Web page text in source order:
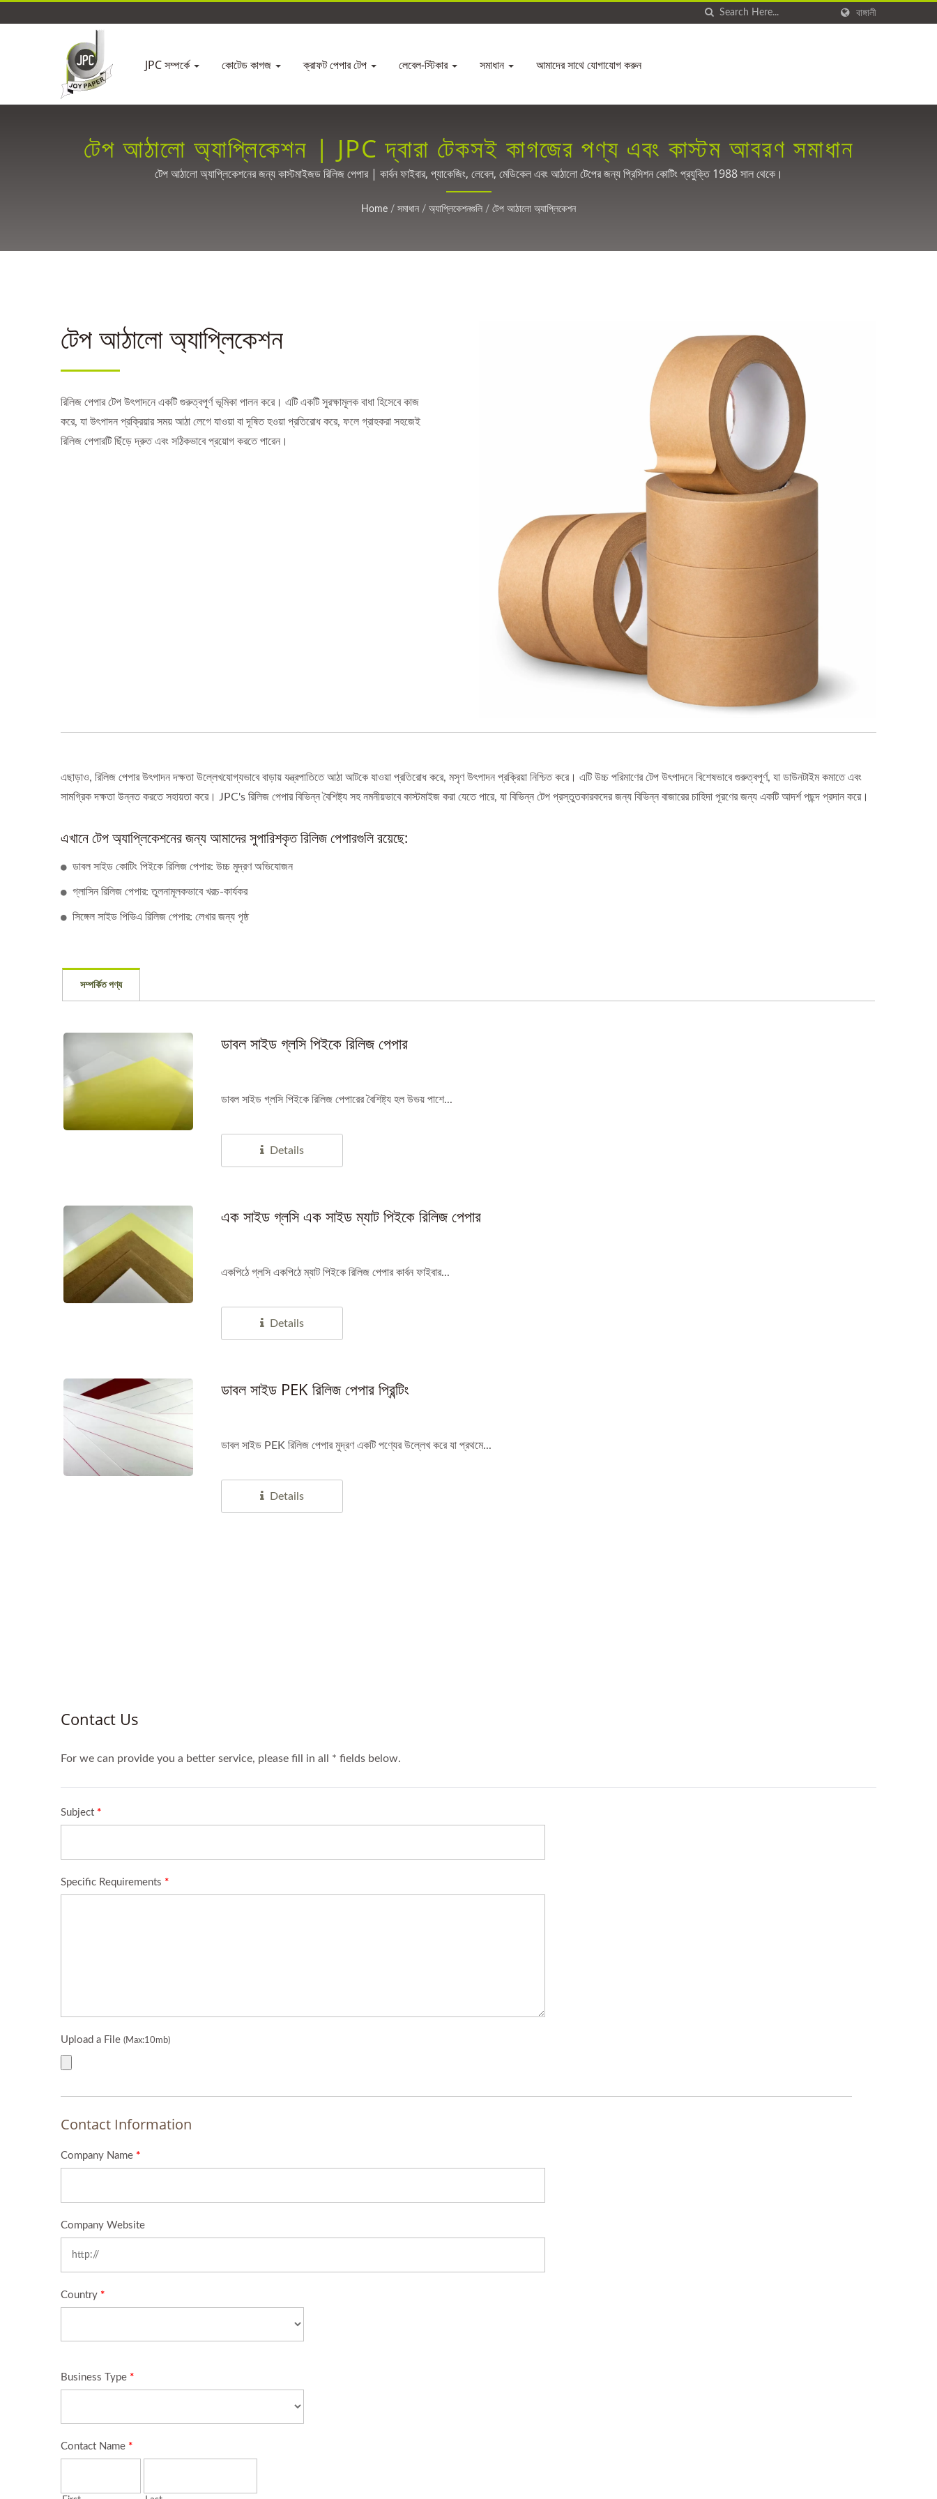
বাঙ্গালী
JPC সম্পর্কে কোটেড কাগজ ক্রাফট পেপার টেপ লেবেল-স্টিকার সমাধান আমাদের সাথে যোগাযোগ করুন
টেপ আঠালো অ্যাপ্লিকেশন | JPC দ্বারা টেকসই কাগজের পণ্য এবং কাস্টম আবরণ সমাধান
টেপ আঠালো অ্যাপ্লিকেশনের জন্য কাস্টমাইজড রিলিজ পেপার | কার্বন ফাইবার, প্যাকেজিং, লেবেল, মেডিকেল এবং আঠালো টেপের জন্য প্রিসিশন কোটিং প্রযুক্তি 1988 সাল থেকে।
Home / সমাধান / অ্যাপ্লিকেশনগুলি / টেপ আঠালো অ্যাপ্লিকেশন
টেপ আঠালো অ্যাপ্লিকেশন
রিলিজ পেপার টেপ উৎপাদনে একটি গুরুত্বপূর্ণ ভূমিকা পালন করে। এটি একটি সুরক্ষামূলক বাধা হিসেবে কাজ
করে, যা উৎপাদন প্রক্রিয়ার সময় আঠা লেগে যাওয়া বা দূষিত হওয়া প্রতিরোধ করে, ফলে গ্রাহকরা সহজেই
রিলিজ পেপারটি ছিঁড়ে দ্রুত এবং সঠিকভাবে প্রয়োগ করতে পারেন।
এছাড়াও, রিলিজ পেপার উৎপাদন দক্ষতা উল্লেখযোগ্যভাবে বাড়ায় যন্ত্রপাতিতে আঠা আটকে যাওয়া প্রতিরোধ করে, মসৃণ উৎপাদন প্রক্রিয়া নিশ্চিত করে। এটি উচ্চ পরিমাণের টেপ উৎপাদনে বিশেষভাবে গুরুত্বপূর্ণ, যা ডাউনটাইম কমাতে এবং
সামগ্রিক দক্ষতা উন্নত করতে সহায়তা করে। JPC's রিলিজ পেপার বিভিন্ন বৈশিষ্ট্য সহ নমনীয়ভাবে কাস্টমাইজ করা যেতে পারে, যা বিভিন্ন টেপ প্রস্তুতকারকদের জন্য বিভিন্ন বাজারের চাহিদা পূরণের জন্য একটি আদর্শ পছন্দ প্রদান করে।
এখানে টেপ অ্যাপ্লিকেশনের জন্য আমাদের সুপারিশকৃত রিলিজ পেপারগুলি রয়েছে:
ডাবল সাইড কোটিং পিইকে রিলিজ পেপার: উচ্চ মুদ্রণ অভিযোজন
গ্লাসিন রিলিজ পেপার: তুলনামূলকভাবে খরচ-কার্যকর
সিঙ্গেল সাইড পিভিএ রিলিজ পেপার: লেখার জন্য পৃষ্ঠ
সম্পর্কিত পণ্য
ডাবল সাইড গ্লসি পিইকে রিলিজ পেপার
ডাবল সাইড গ্লসি পিইকে রিলিজ পেপারের বৈশিষ্ট্য হল উভয় পাশে...
Details
এক সাইড গ্লসি এক সাইড ম্যাট পিইকে রিলিজ পেপার
একপিঠে গ্লসি একপিঠে ম্যাট পিইকে রিলিজ পেপার কার্বন ফাইবার...
Details
ডাবল সাইড PEK রিলিজ পেপার প্রিন্টিং
ডাবল সাইড PEK রিলিজ পেপার মুদ্রণ একটি পণ্যের উল্লেখ করে যা প্রথমে...
Details